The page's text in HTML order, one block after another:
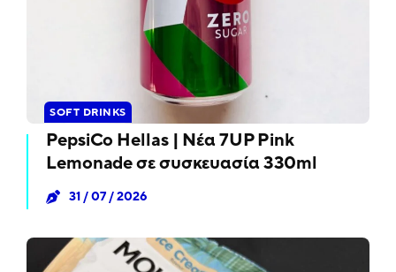
SOFT DRINKS
PepsiCo Hellas | Νέα 7UP Pink
Lemonade σε συσκευασία 330ml
31 / 07 / 2026